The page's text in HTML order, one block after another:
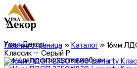
Урал Декор
все для производства мебели
Главная страница» Каталог» 16мм
Классик — Серый Р